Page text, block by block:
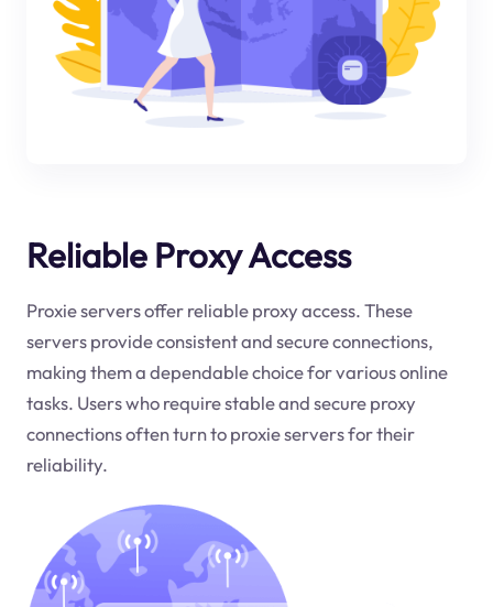
Reliable Proxy Access
Proxie servers offer reliable proxy access. These
servers provide consistent and secure connections,
making them a dependable choice for various online
tasks. Users who require stable and secure proxy
connections often turn to proxie servers for their
reliability.